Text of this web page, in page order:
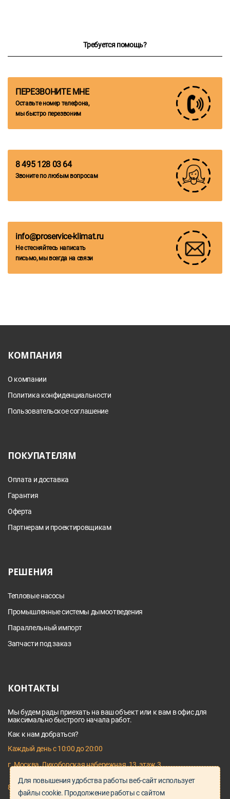
Требуется помощь?
ПЕРЕЗВОНИТЕ МНЕ
Оставьте номер телефона,
мы быстро перезвоним
8 495 128 03 64
Звоните по любым вопросам
info@proservice-klimat.ru
Не стесняйтесь написать
письмо, мы всегда на связи
КОМПАНИЯ
О компании
Политика конфиденциальности
Пользовательское соглашение
ПОКУПАТЕЛЯМ
Оплата и доставка
Гарантия
Оферта
Партнерам и проектировщикам
РЕШЕНИЯ
Тепловые насосы
Промышленные системы дымоотведения
Параллельный импорт
Запчасти под заказ
КОНТАКТЫ
Мы будем рады приехать на ваш объект или к вам в офис для
максимально быстрого начала работ.
Как к нам добраться?
Каждый день с 10:00 до 20:00
г. Москва, Лихоборская набережная, 13, этаж 3
8 495 128 03 64
Для повышения удобства работы веб-сайт использует
файлы cookie. Продолжение работы с сайтом